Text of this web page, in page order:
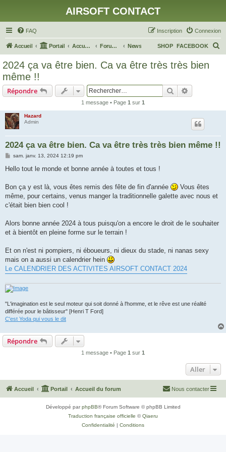
AIRSOFT CONTACT
FAQ Connexion
Inscription
Accueil Portail Accueil du forum Forum Général News FACEBOOK
SHOP
2024 ça va être bien. Ca va être très très bien
même !!
Répondre Rechercher
1 message • Page 1 sur 1
Hazard
Admin
2024 ça va être bien. Ca va être très très bien même !!
M
s
g
sam. janv. 13, 2024 12:19 pm
Hello tout le monde et bonne année à toutes et tous !
Bon ça y est là, vous êtes remis des fête de fin d'année
Vous êtes
même, pour certains, venus manger la traditionnelle galette avec nous et
c'était bien bien cool !
Alors bonne année 2024 à tous puisqu'on a encore le droit de le souhaiter
et à bientôt en pleine forme sur le terrain !
Et on n'est ni pompiers, ni éboueurs, ni dieux du stade, ni nanas sexy
mais on a aussi un calendrier hein
Le CALENDRIER DES ACTIVITES AIRSOFT CONTACT 2024
"L'imagination est le seul moteur qui soit donné à l'homme, et le rêve est une réalité
différée pour le bâtisseur" [Henri T Ford]
C'est Yoda qui vous le dit
Répondre
1 message • Page 1 sur 1
Aller
Accueil Portail Accueil du forum Nous contacter
Développé parphpBB® Forum Software © phpBB Limited
Traduction française officielle ©Qiaeru
Confidentialité | Conditions